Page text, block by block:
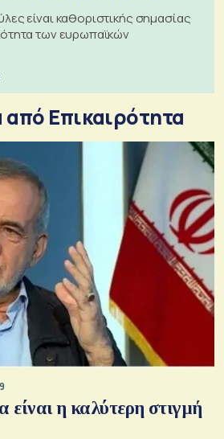
είναι καθοριστικής σημασίας
των ευρωπαϊκών
Επικαιρότητα
η καλύτερη στιγμή